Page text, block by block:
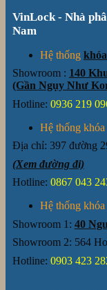
VinLock - Nhà
Nam
Hệ thống
Showroom : 140
(Gần Ngụy Như
Hotline: 0936 219
Hệ thống
Địa chỉ: 397 đường
(Xem đường đi)
Hotline: 0867 043
Hệ thống
Showroom 1: 40
Showroom 2: 564
Hotline: 0903 423